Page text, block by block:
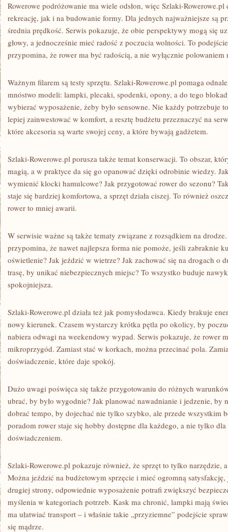
Rowerowe podróżowanie ma wiele odsłon, więc Szlaki-
rekreację, jak i na budowanie formy. Dla jednych najważniejsze są
średnia prędkość. Serwis pokazuje, że obie perspektywy mogą się
głowy, a jednocześnie mieć radość z poczucia wolności. To
przypomina, że rower ma być radością, a nie wyłącznie polowaniem
Ważnym filarem są testy sprzętu. Szlaki-Rowerowe.pl pomaga
mnóstwo modeli: lampki, plecaki, spodenki, opony, a do tego
wybierać wyposażenie, żeby było sensowne. Nie każdy potrzebuje
lepiej zainwestować w komfort, a resztę budżetu przeznaczyć na
które akcesoria są warte swojej ceny, a które bywają gadżetem.
Szlaki-Rowerowe.pl porusza także temat konserwacji. To obszar,
magią, a w praktyce da się go opanować dzięki odrobinie wiedzy.
wymienić klocki hamulcowe? Jak przygotować rower do sezonu?
staje się bardziej komfortowa, a sprzęt działa ciszej. To również
rower to mniej awarii.
W serwisie ważne są także tematy związane z rozsądkiem na
przypomina, że nawet najlepsza forma nie pomoże, jeśli zabraknie
oświetlenie? Jak jeździć w wietrze? Jak zachować się na drogach o
trasę, by unikać niebezpiecznych miejsc? To wszystko buduje
spokojniejsza.
Szlaki-Rowerowe.pl działa też jak pomysłodawca. Kiedy brakuje
nowy kierunek. Czasem wystarczy krótka pętla po okolicy, by
nabiera odwagi na weekendowy wypad. Serwis pokazuje, że rower
mikroprzygód. Zamiast stać w korkach, można przecinać pola.
doświadczenie, które daje spokój.
Dużo uwagi poświęca się także przygotowaniu do różnych
ubrać, by było wygodnie? Jak planować nawadnianie i jedzenie, by
dobrać tempo, by dojechać nie tylko szybko, ale przede wszystkim
poradom rower staje się hobby dostępne dla każdego, a nie tylko
doświadczeniem.
Szlaki-Rowerowe.pl pokazuje również, że sprzęt to tylko narzędzie,
Można jeździć na budżetowym sprzęcie i mieć ogromną
drugiej strony, odpowiednie wyposażenie potrafi zwiększyć
myślenia w kategoriach potrzeb. Kask ma chronić, lampki mają
ma ułatwiać transport – i właśnie takie „przyziemne” podejście
się mądrze.